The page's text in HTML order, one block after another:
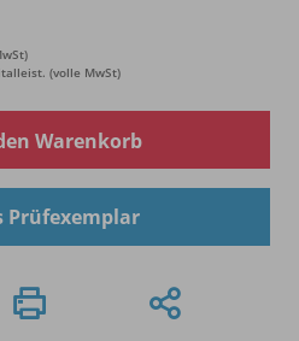
(volle MwSt)
Warenkorb
Prüfexemplar